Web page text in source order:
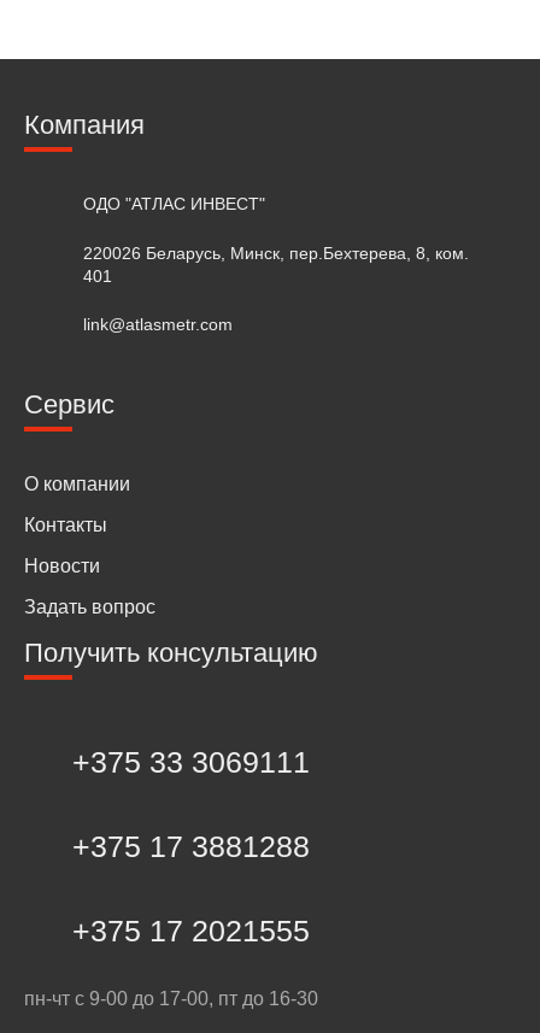
Компания
ОДО "АТЛАС ИНВЕСТ"
220026 Беларусь, Минск, пер.Бехтерева, 8, ком.
401
link@atlasmetr.com
Сервис
О компании
Контакты
Новости
Задать вопрос
Получить консультацию
+375 33 3069111
+375 17 3881288
+375 17 2021555
пн-чт с 9-00 до 17-00, пт до 16-30